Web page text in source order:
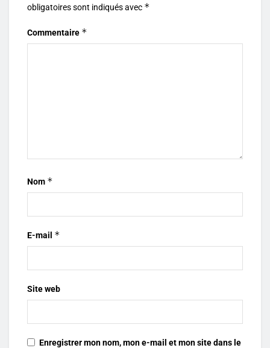
obligatoires sont indiqués avec *
Commentaire *
Nom *
E-mail *
Site web
Enregistrer mon nom, mon e-mail et mon site dans le